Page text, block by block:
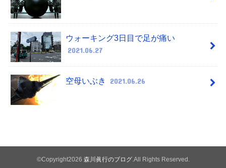
ウォーキング3日目で足が痛い
2021.06.27
空母いぶき 2021.06.26
©Copyright2026 森川眞行のブログ.All Rights Reserved.